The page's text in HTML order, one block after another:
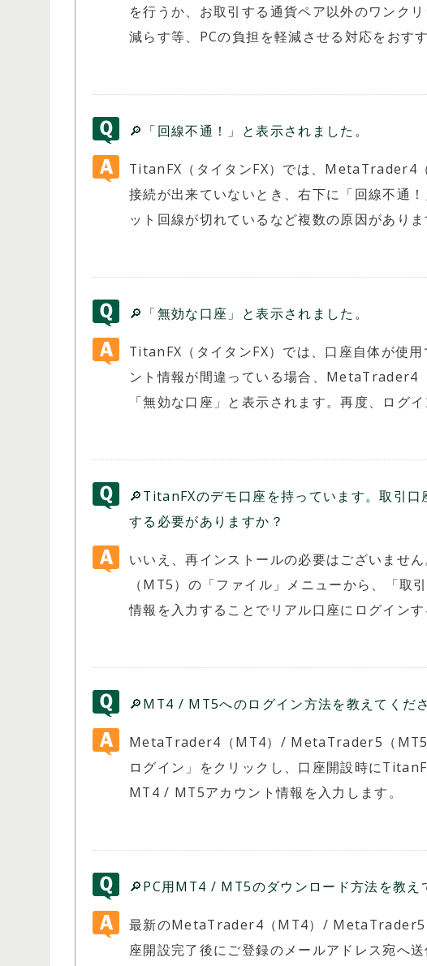
を行うか、お取引する通貨ペア以外のワンク
減らす等、PCの負担を軽減させる対応をおす
🔎「回線不通！」と表示されました。
TitanFX（タイタンFX）では、
接続が出来ていないとき、右下に「回線不通
ット回線が切れているなど複数の原因がありま
🔎「無効な口座」と表示されました。
TitanFX（タイタンFX）では、口座自体が使
ント情報が間違っている場合、
「無効な口座」と表示されます。再度、ログ
🔎TitanFXのデモ口座を持っています。取引
する必要がありますか？
いいえ、再インストールの必要はございま
（MT5）の「ファイル」メニューから、「取
情報を入力することでリアル口座にログインす
🔎MT4 / MT5へのログイン方法を教えてくださ
MetaTrader4（MT4）/ MetaTrader5（MT5
ログイン」をクリックし、口座開設時に
MT4 / MT5アカウント情報を入力します。
🔎PC用MT4 / MT5のダウンロード方法を教え
最新のMetaTrader4（MT4）/ MetaTrader5
座開設完了後にご登録のメールアドレス宛へ
開催期間：常時開催